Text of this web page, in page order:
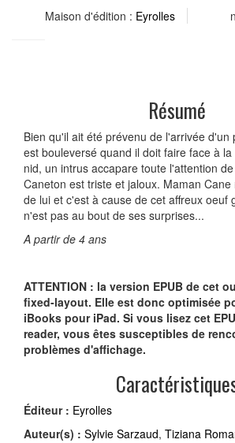
Maison d'édition : Eyrolles
Résumé
Bien qu'il ait été prévenu de l'arrivée d'un
est bouleversé quand il doit faire face à
nid, un intrus accapare toute l'attention
Caneton est triste et jaloux. Maman
de lui et c'est à cause de cet affreux oeuf
n'est pas au bout de ses surprises...
A partir de 4 ans
ATTENTION : la version EPUB de cet
fixed-layout. Elle est donc optimisée
iBooks pour iPad. Si vous lisez cet
reader, vous êtes susceptibles de
problèmes d'affichage.
Éditeur : Eyrolles
Auteur(s) : Sylvie Sarzaud, Tiziana